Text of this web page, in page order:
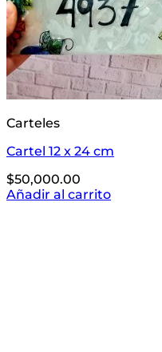
Carteles
Cartel 12 x 24 cm
$50,000.00
Añadir al carrito